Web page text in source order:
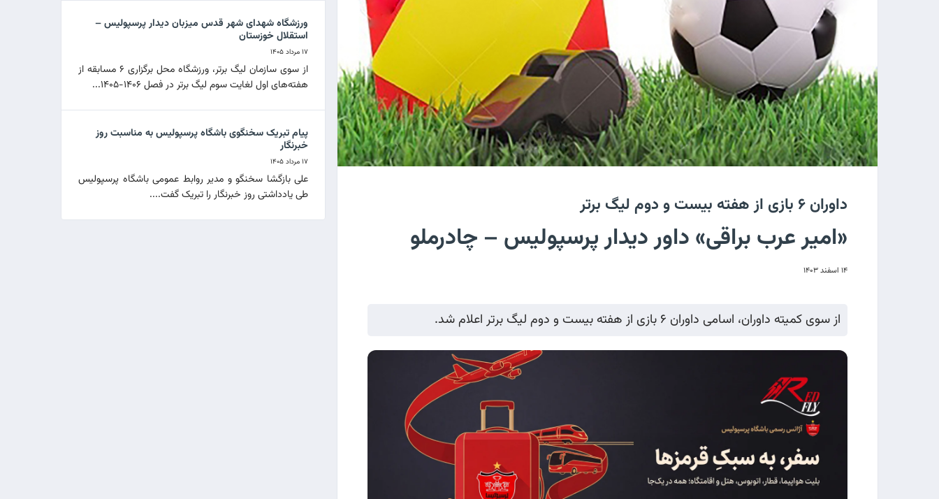
داوران ۶ بازی از هفته بیست و دوم لیگ برتر
«امیر عرب براقی» داور دیدار پرسپولیس – چادرملو
۱۴ اسفند ۱۴۰۳
از سوی کمیته داوران، اسامی داوران ۶ بازی از هفته بیست و دوم لیگ برتر اعلام شد‌.
ورزشگاه شهدای شهر قدس میزبان دیدار پرسپولیس –
استقلال خوزستان
۱۷ مرداد ۱۴۰۵
از سوی سازمان لیگ برتر، ورزشگاه محل برگزاری ۶ مسابقه از
هفته‌های اول لغایت سوم لیگ برتر در فصل ۱۴۰۶-۱۴۰۵...
پیام تبریک سخنگوی باشگاه پرسپولیس به مناسبت روز
خبرنگار
۱۷ مرداد ۱۴۰۵
علی بازگشا سخنگو و مدیر روابط عمومی باشگاه پرسپولیس
طی یادداشتی روز خبرنگار را تبریک گفت....